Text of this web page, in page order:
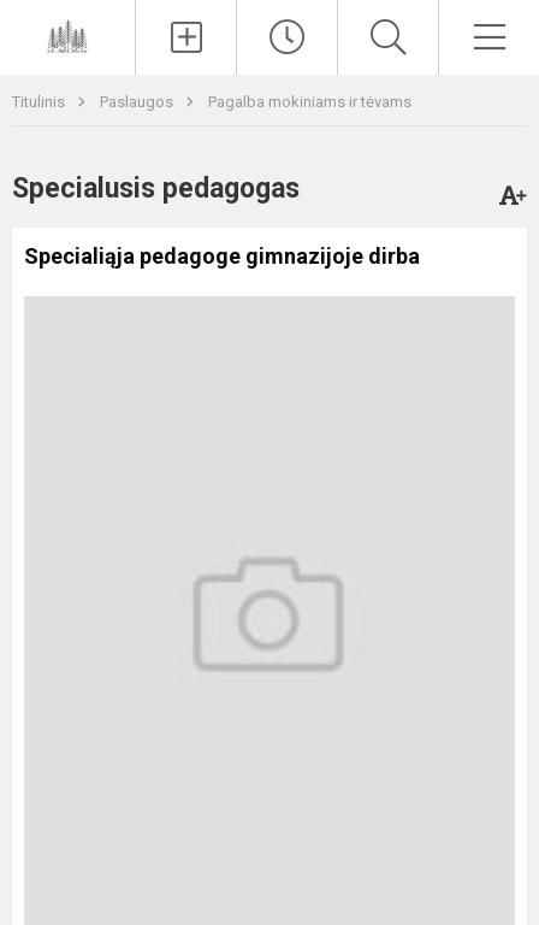
Titulinis Paslaugos Pagalba mokiniams ir tėvams
Specialusis pedagogas
Specialiąja pedagoge gimnazijoje dirba